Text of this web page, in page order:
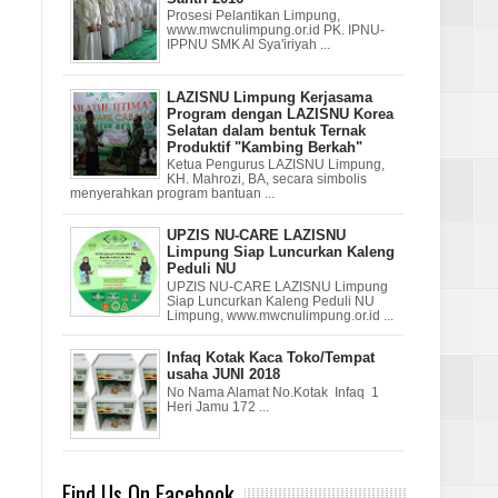
Prosesi Pelantikan Limpung,
www.mwcnulimpung.or.id PK. IPNU-
IPPNU SMK Al Sya'iriyah ...
LAZISNU Limpung Kerjasama
Program dengan LAZISNU Korea
Selatan dalam bentuk Ternak
Produktif "Kambing Berkah"
Ketua Pengurus LAZISNU Limpung,
KH. Mahrozi, BA, secara simbolis
menyerahkan program bantuan ...
UPZIS NU-CARE LAZISNU
Limpung Siap Luncurkan Kaleng
Peduli NU
UPZIS NU-CARE LAZISNU Limpung
Siap Luncurkan Kaleng Peduli NU
Limpung, www.mwcnulimpung.or.id ...
Infaq Kotak Kaca Toko/Tempat
usaha JUNI 2018
No Nama Alamat No.Kotak Infaq 1
Heri Jamu 172 ...